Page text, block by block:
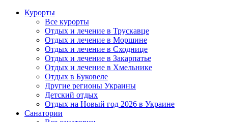
Курорты
Все курорты
Отдых и лечение в Трускавце
Отдых и лечение в Моршине
Отдых и лечение в Сходнице
Отдых и лечение в Закарпатье
Отдых и лечение в Хмельнике
Отдых в Буковеле
Другие регионы Украины
Детский отдых
Отдых на Новый год 2026 в Украине
Санатории